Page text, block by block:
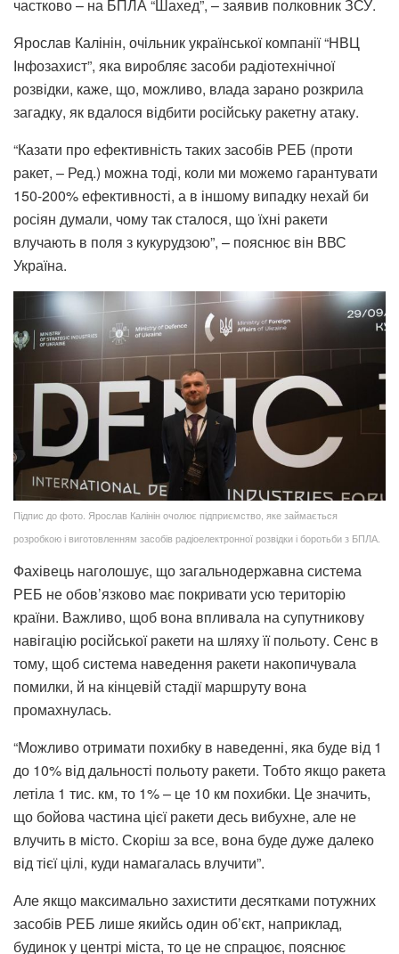
частково – на БПЛА “Шахед”, – заявив полковник ЗСУ.
Ярослав Калінін, очільник української компанії “НВЦ
Інфозахист”, яка виробляє засоби радіотехнічної
розвідки, каже, що, можливо, влада зарано розкрила
загадку, як вдалося відбити російську ракетну атаку.
“Казати про ефективність таких засобів РЕБ (проти
ракет, – Ред.) можна тоді, коли ми можемо гарантувати
150-200% ефективності, а в іншому випадку нехай би
росіян думали, чому так сталося, що їхні ракети
влучають в поля з кукурудзою”, – пояснює він ВВС
Україна.
Підпис до фото. Ярослав Калінін очолює підприємство, яке займається
розробкою і виготовленням засобів радіоелектронної розвідки і боротьби з БПЛА.
Фахівець наголошує, що загальнодержавна система
РЕБ не обов’язково має покривати усю територію
країни. Важливо, щоб вона впливала на супутникову
навігацію російської ракети на шляху її польоту. Сенс в
тому, щоб система наведення ракети накопичувала
помилки, й на кінцевій стадії маршруту вона
промахнулась.
“Можливо отримати похибку в наведенні, яка буде від 1
до 10% від дальності польоту ракети. Тобто якщо ракета
летіла 1 тис. км, то 1% – це 10 км похибки. Це значить,
що бойова частина цієї ракети десь вибухне, але не
влучить в місто. Скоріш за все, вона буде дуже далеко
від тієї цілі, куди намагалась влучити”.
Але якщо максимально захистити десятками потужних
засобів РЕБ лише якийсь один об’єкт, наприклад,
будинок у центрі міста, то це не спрацює, пояснює